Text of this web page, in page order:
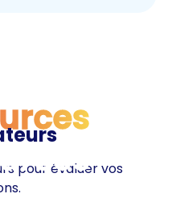
pour évaluer vos